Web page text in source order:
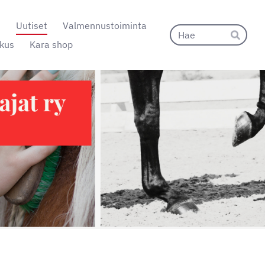
Uutiset
Valmennustoiminta
Kara shop Hae